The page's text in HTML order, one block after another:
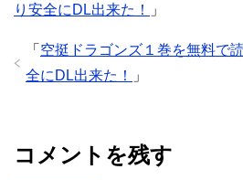
り安全にDL出来た！
」
「 空挺ドラゴンズ１巻を無料で
全にDL出来た！
」
コメントを残す